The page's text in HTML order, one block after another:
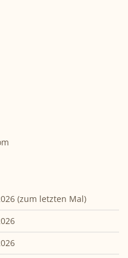
(zum letzten Mal)